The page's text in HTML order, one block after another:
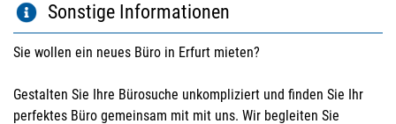
Sonstige Informationen
Sie wollen ein neues Büro in Erfurt mieten?
Gestalten Sie Ihre Bürosuche unkompliziert und finden Sie Ihr
perfektes Büro gemeinsam mit mit uns. Wir begleiten Sie